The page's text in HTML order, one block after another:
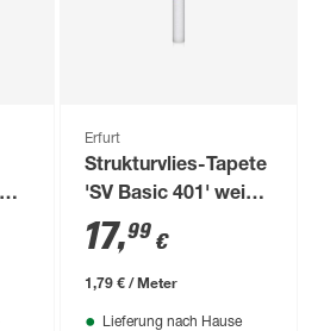
Erfurt
Strukturvlies-Tapete
'SV Basic 401' weiß
0,53 x 10,05 m
17,99 €
1,79 € / Meter
Lieferung nach Hause